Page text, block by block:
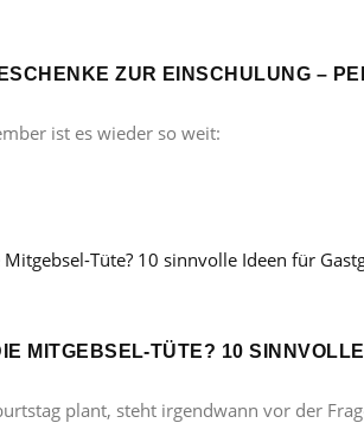
ZUR EINSCHULUNG –
ist es wieder so weit:
MITGEBSEL-TÜTE? 10
plant, steht irgendwann vor der